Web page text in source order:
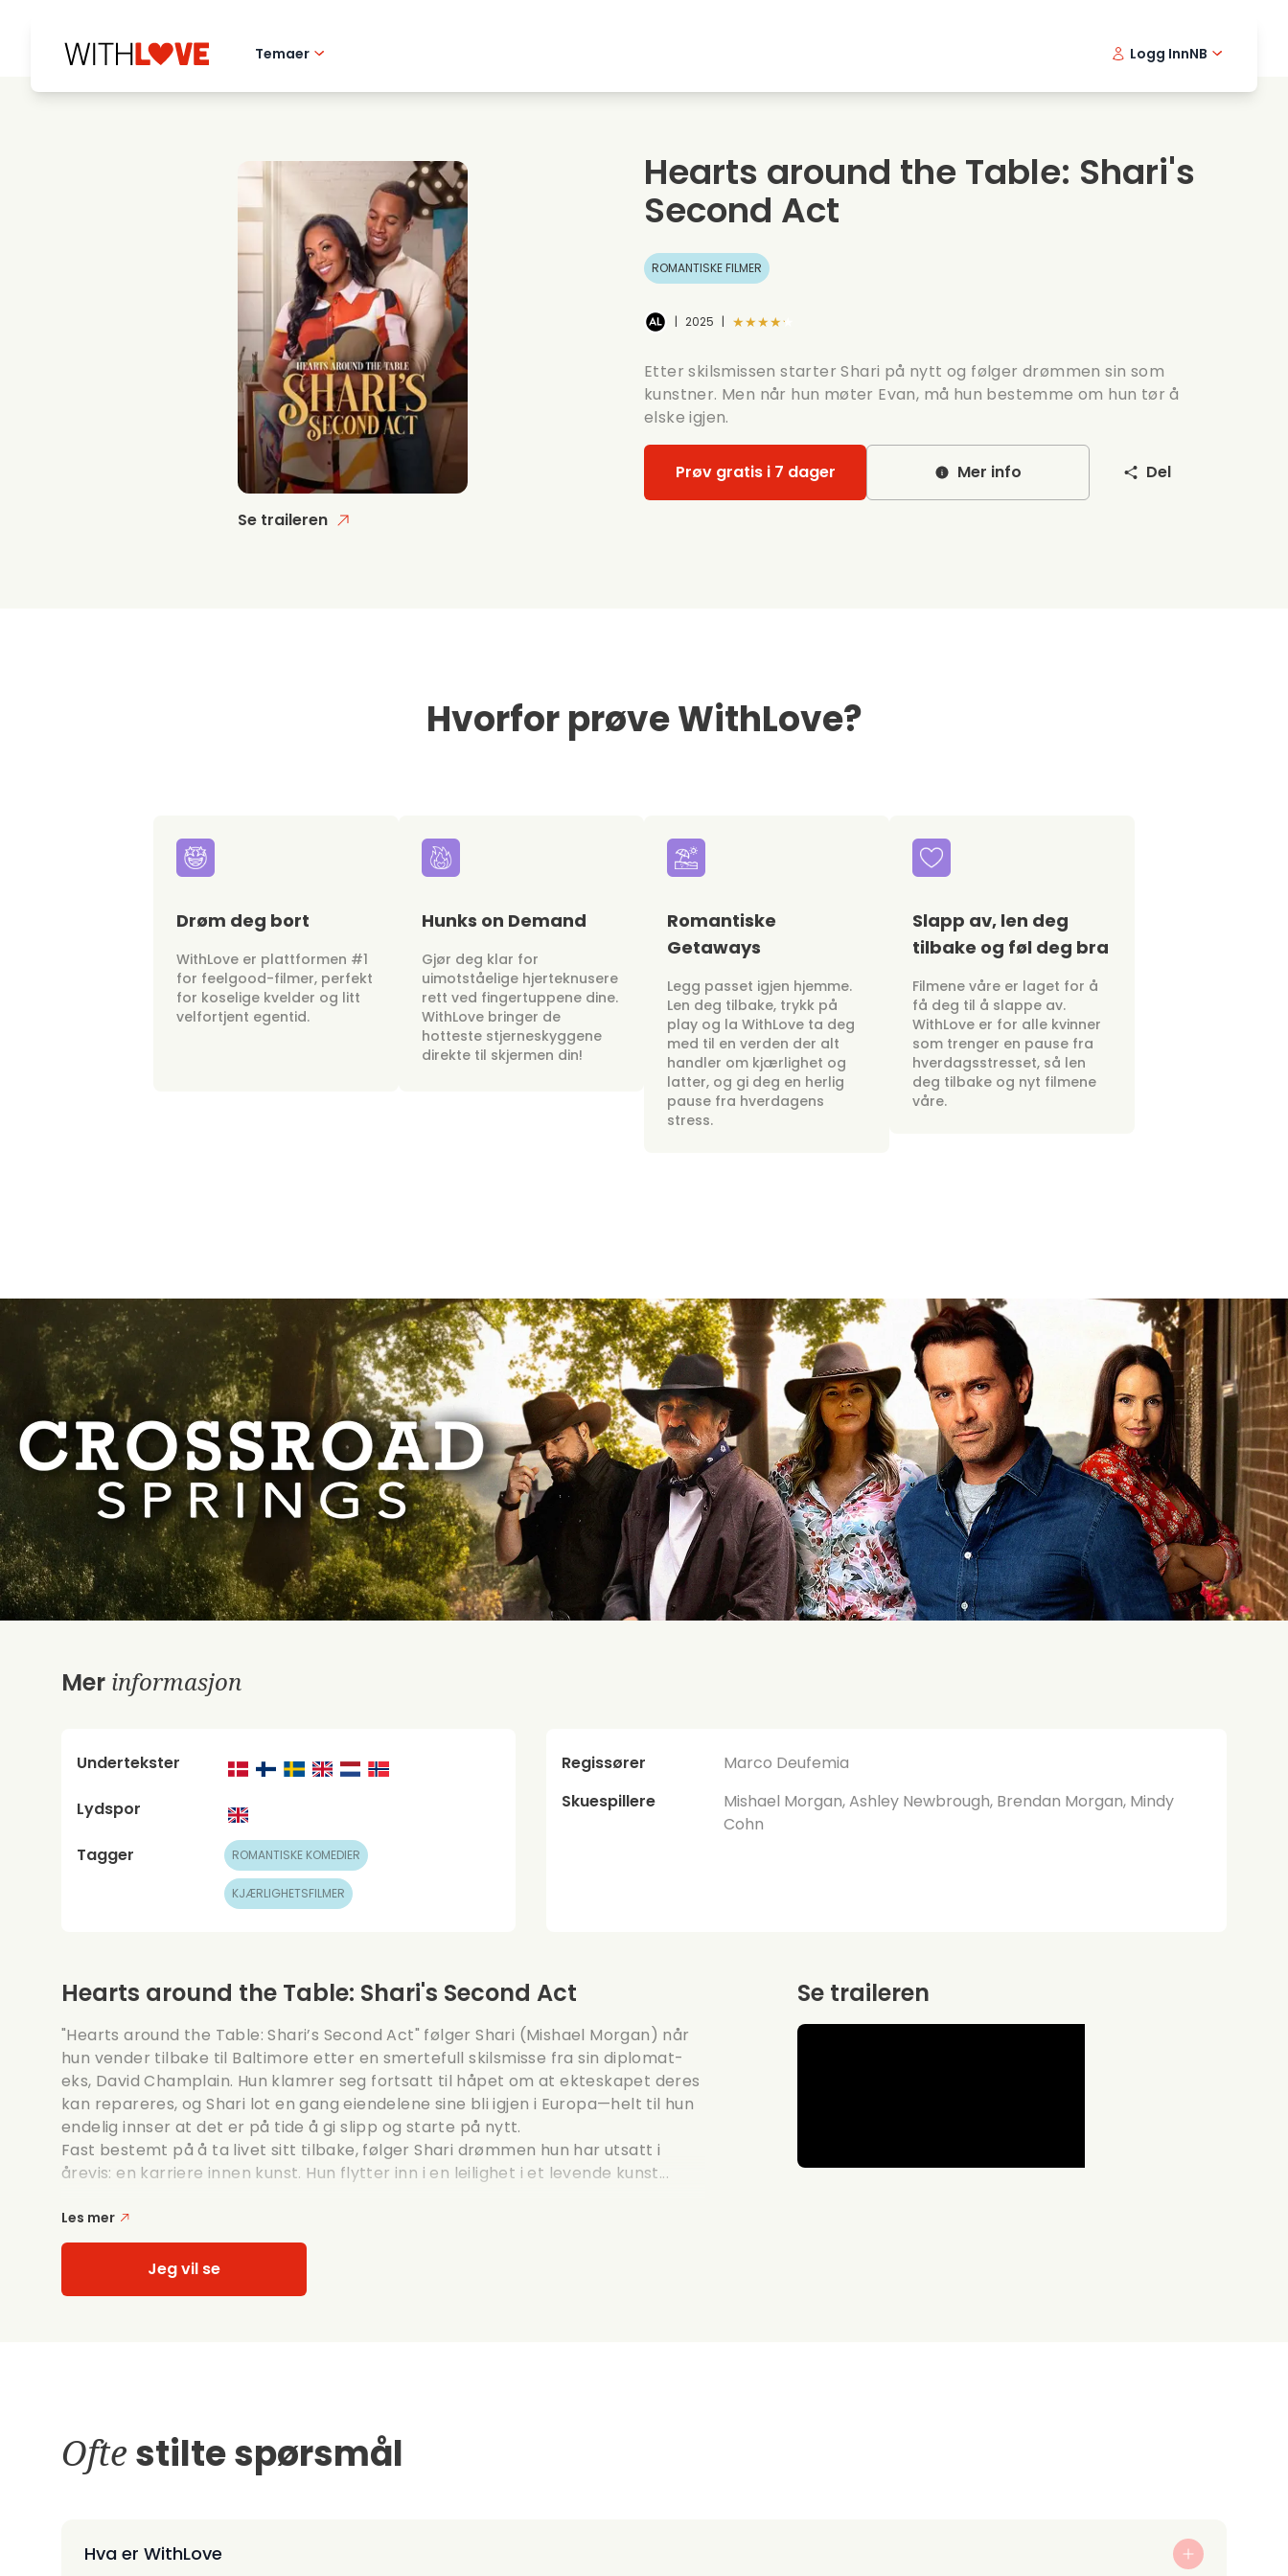
Temaer
Sommerfilmer
Dating filmer
Romantiske serier
Bryllup
Logg InnNB
Se traileren
Hearts around the Table: Shari's
Second Act
ROMANTISKE FILMER
| 2025 | ★★★★★
Etter skilsmissen starter Shari på nytt og følger drømmen sin som
kunstner. Men når hun møter Evan, må hun bestemme om hun tør å
elske igjen.
Prøv gratis i 7 dager Mer info Del
Hvorfor prøve WithLove?
Drøm deg bort
WithLove er plattformen #1
for feelgood-filmer, perfekt
for koselige kvelder og litt
velfortjent egentid.
Hunks on Demand
Gjør deg klar for
uimotståelige hjerteknusere
rett ved fingertuppene dine.
WithLove bringer de
hotteste stjerneskyggene
direkte til skjermen din!
Romantiske
Getaways
Legg passet igjen hjemme.
Len deg tilbake, trykk på
play og la WithLove ta deg
med til en verden der alt
handler om kjærlighet og
latter, og gi deg en herlig
pause fra hverdagens
stress.
Slapp av, len deg
tilbake og føl deg bra
Filmene våre er laget for å
få deg til å slappe av.
WithLove er for alle kvinner
som trenger en pause fra
hverdagsstresset, så len
deg tilbake og nyt filmene
våre.
Mer informasjon
Undertekster
Lydspor
Tagger ROMANTISKE KOMEDIER
KJÆRLIGHETSFILMER
Regissører
Marco Deufemia
Skuespillere
Mishael Morgan, Ashley Newbrough, Brendan Morgan, Mindy
Cohn
Hearts around the Table: Shari's Second Act
"Hearts around the Table: Shari’s Second Act" følger Shari (Mishael Morgan) når
hun vender tilbake til Baltimore etter en smertefull skilsmisse fra sin diplomat-
eks, David Champlain. Hun klamrer seg fortsatt til håpet om at ekteskapet deres
kan repareres, og Shari lot en gang eiendelene sine bli igjen i Europa—helt til hun
endelig innser at det er på tide å gi slipp og starte på nytt.
Fast bestemt på å ta livet sitt tilbake, følger Shari drømmen hun har utsatt i
årevis: en karriere innen kunst. Hun flytter inn i en leilighet i et levende kunst...
Les mer
Jeg vil se
Se traileren
Ofte stilte spørsmål
Hva er WithLove